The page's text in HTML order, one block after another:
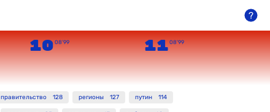
10 08’99 11 08’99
правительство 128 регионы 127 путин 114